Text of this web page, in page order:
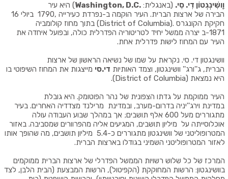
וָושִׁינְגְטוֹן דִי. סִי.
(באנגלית:
.Washington, D.C
) היא עיר
הבירה של ארצות הברית. העיר הוקמה ב-16 ביולי 1790,כעירייה נפרדת
בתוך מחוז קולומביה (District of Columbia).חקיקת הקונגרס
ב-1871
יצרה ממשל יחיד לטריטוריה הפדרלית כולה, ובפועל איחדה את
העיר עם המחוז לישות פדרלית אחת.
וושינגטון די. סי. נקראת על שמו של נשיאה הראשון של ארצות
הברית, ג''ורג'' וושינגטון, וצמד האותיות די.סי מייצגות את המחוז השיפוטי בו
היא נמצאת (District of Columbia).
העיר ממוקמת על גדתו הצפונית של נהר הפוטומק. היא גובלת
במדינת וירג''יניה בדרום-מערב, ובמדינת מרילנד מצדדיה האחרים. בעיר
מתגוררים מעל 600 אלף תושבים; אך במהלך שבוע העבודה עולה
אוכלוסייתה על מיליון תושבים, המגיעים אליה מהפרוורים שמסביבה. באזור
המטרופוליטני של וושינגטון מתגוררים כ-5.4 מיליון תושבים, מה שהופך אותו
לאזור המטרופוליטני השמיני בגודלו בארצות הברית.
המרכז של כל שלוש רשויות הממשל הפדרלי של ארצות הברית ממוקמים
בוושינגטון: הרשות המחוקקת (הקפיטול), הרשות המבצעת (הבית הלבן, לצד